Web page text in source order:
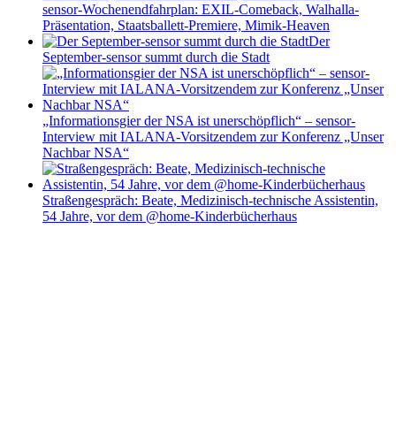
sensor-Wochenendfahrplan: EXIL-Comeback, Walhalla-
Präsentation, Staatsballett-Premiere, Mimik-Heaven
Der
September-sensor summt durch die Stadt
„Informationsgier der NSA ist unerschöpflich“ – sensor-
Interview mit IALANA-Vorsitzendem zur Konferenz „Unser
Nachbar NSA“
Straßengespräch: Beate, Medizinisch-technische Assistentin,
54 Jahre, vor dem @home-Kinderbücherhaus